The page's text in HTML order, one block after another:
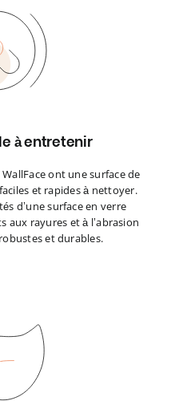
à entretenir
ont une surface de
et rapides à nettoyer.
d’une surface en verre
aux rayures et à l’abrasion
et durables.